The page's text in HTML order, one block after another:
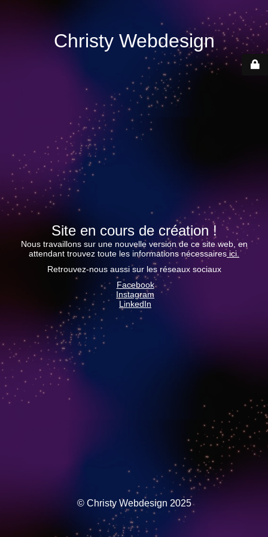
Christy Webdesign
Site en cours de création !
Nous travaillons sur une nouvelle version de ce site web, en
attendant trouvez toute les informations nécessaires ici.
Retrouvez-nous aussi sur les réseaux sociaux
Facebook
Instagram
LinkedIn
© Christy Webdesign 2025